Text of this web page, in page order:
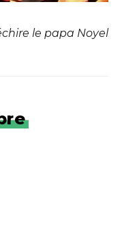
le papa Noyel